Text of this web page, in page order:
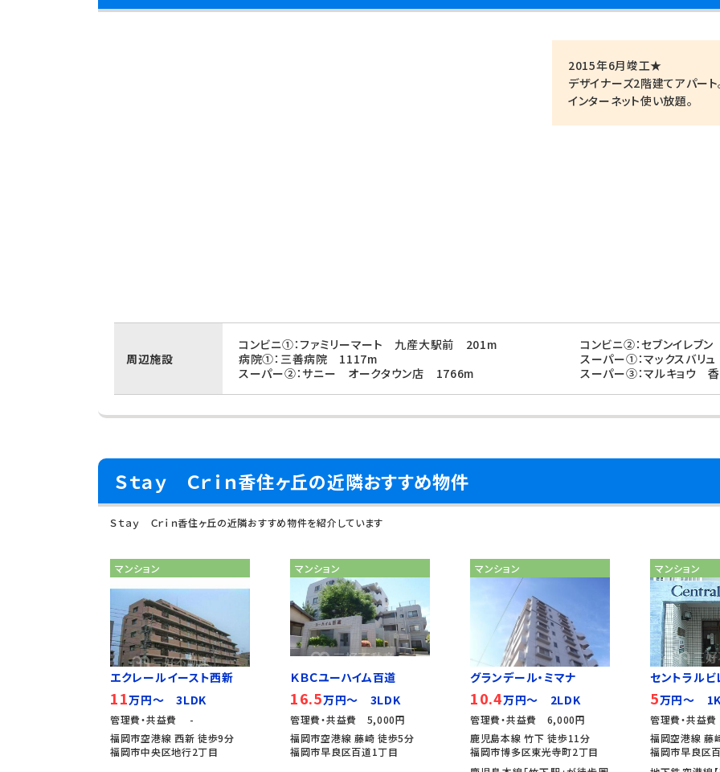
2015年6月竣工★
デザイナーズ2階建てアパート
インターネット使い放題。
周辺施設
コンビニ①：ファミリーマート 九産大駅前 201m
コンビニ②：セブンイレ
病院①：三善病院 1117m
スーパー①：マックスバ
スーパー②：サニー オークタウン店 1766m
スーパー③：マルキョウ
Ｓｔａｙ Ｃｒｉｎ香住ヶ丘の近隣おすすめ物件
Ｓｔａｙ Ｃｒｉｎ香住ヶ丘の近隣おすすめ物件を紹介しています
マンション
エクレールイースト西新
11万円～ 3LDK
管理費・共益費 -
福岡市空港線 西新 徒歩9分
福岡市中央区地行2丁目
マンション
ＫＢＣユーハイム百道
16.5万円～ 3LDK
管理費・共益費 5,000円
福岡市空港線 藤崎 徒歩5分
福岡市早良区百道1丁目
マンション
グランデール・ミマナ
10.4万円～ 2LDK
管理費・共益費 6,000円
鹿児島本線 竹下 徒歩11分
福岡市博多区東光寺町2丁目
マンション
セントラル
5万円～
管理費・共益
福岡空港線 藤
福岡市早良区